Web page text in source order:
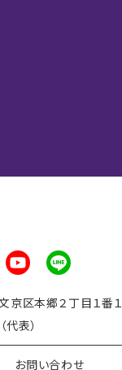
区本郷２丁目１番
表）
お問い合わせ